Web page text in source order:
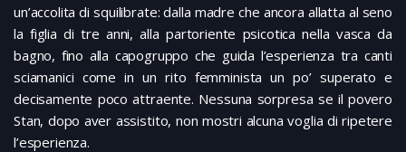
un’accolita di squilibrate: dalla madre che ancora allatta al seno
la figlia di tre anni, alla partoriente psicotica nella vasca da
bagno, fino alla capogruppo che guida l’esperienza tra canti
sciamanici come in un rito femminista un po’ superato e
decisamente poco attraente. Nessuna sorpresa se il povero
Stan, dopo aver assistito, non mostri alcuna voglia di ripetere
l’esperienza.